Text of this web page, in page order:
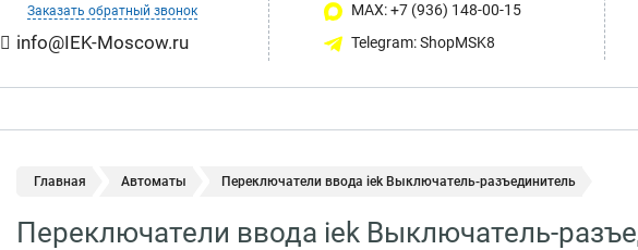
Заказать обратный звонок
info@IEK-Moscow.ru
MAX: +7 (936) 148-00-15
Telegram: ShopMSK8
Главная Автоматы Переключатели ввода iek Выключатель-разъединитель
Переключатели ввода iek Выключатель-